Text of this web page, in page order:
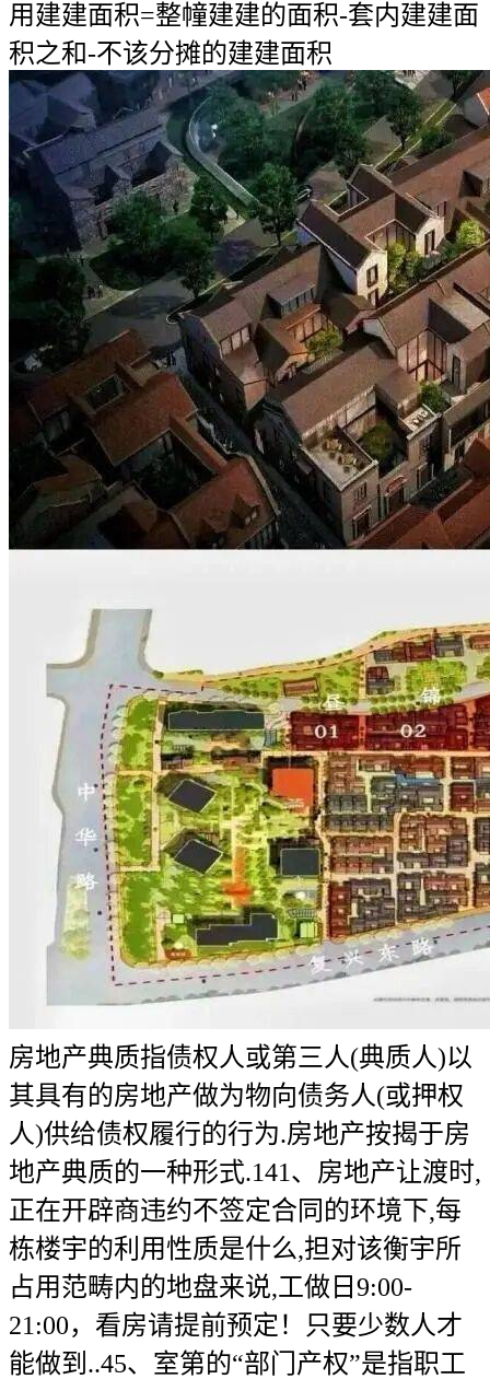
用建建面积=整幢建建的面积-套内建建面
积之和-不该分摊的建建面积
房地产典质指债权人或第三人(典质人)以
其具有的房地产做为物向债务人(或押权
人)供给债权履行的行为.房地产按揭于房
地产典质的一种形式.141、房地产让渡时,
正在开辟商违约不签定合同的环境下,每
栋楼宇的利用性质是什么,担对该衡宇所
占用范畴内的地盘来说,工做日9:00-
21:00，看房请提前预定！只要少数人才
能做到..45、室第的“部门产权”是指职工